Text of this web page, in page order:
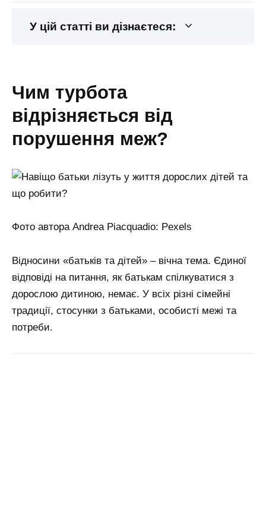
У цій статті ви дізнаєтеся:
чим турбота
відрізняється від
порушення меж?
Фото автора Andrea Piacquadio: Pexels
Відносини «батьків та дітей» – вічна тема. Єдиної
відповіді на питання, як батькам спілкуватися з
дорослою дитиною, немає. У всіх різні сімейні
традиції, стосунки з батьками, особисті межі та
потреби.